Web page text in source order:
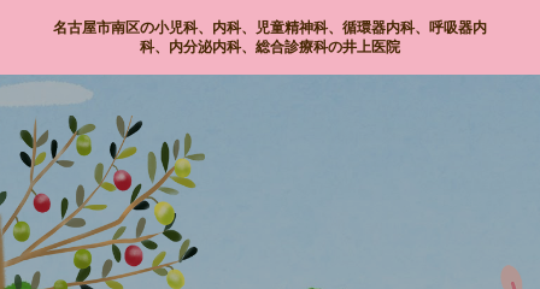
名古屋市南区の小児科、内科、児童精神科、循環器内科、呼吸器内
科、内分泌内科、総合診療科の井上医院